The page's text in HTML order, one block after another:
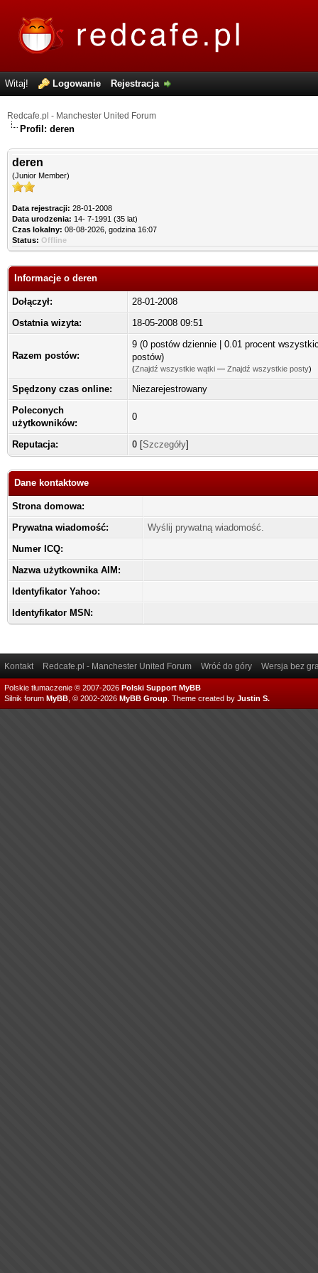
Witaj! Logowanie Rejestracja
Redcafe.pl - Manchester United Forum
Profil: deren
deren
(Junior Member)
Data rejestracji: 28-01-2008
Data urodzenia: 14- 7-1991 (35 lat)
Czas lokalny: 08-08-2026, godzina 16:07
Status: Offline
Informacje o deren
Dołączył:
28-01-2008
Ostatnia wizyta:
18-05-2008 09:51
Razem postów:
9 (0 postów dziennie | 0.01 procent
postów)
(Znajdź wszystkie wątki — Znajdź wszystkie posty)
Spędzony czas online:
Niezarejestrowany
Poleconych
użytkowników:
0
Reputacja: 0 [Szczegóły]
Dane kontaktowe
Strona domowa:
Prywatna wiadomość:
Wyślij prywatną wiadomość.
Numer ICQ:
Nazwa użytkownika AIM:
Identyfikator Yahoo:
Identyfikator MSN:
Kontakt Redcafe.pl - Manchester United Forum Wróć do góry Wersja bez
Polskie tłumaczenie © 2007-2026 Polski Support MyBB
Silnik forum MyBB , © 2002-2026 MyBB Group Theme created by Justin S.